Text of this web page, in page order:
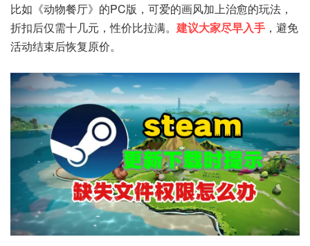
比如《动物餐厅》的PC版，可爱的画风加上治愈的玩法，
折扣后仅需十几元，性价比拉满。 建议大家尽早入手 ，避免
活动结束后恢复原价。